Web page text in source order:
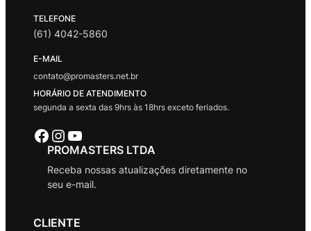
TELEFONE
(61) 4042-5860
E-MAIL
contato@promasters.net.br
HORÁRIO DE ATENDIMENTO
segunda a sexta das 9hrs às 18hrs exceto feriados.
Facebook Instagram Youtube
PROMASTERS LTDA
Receba nossas atualizações diretamente no
seu e-mail.
CLIENTE